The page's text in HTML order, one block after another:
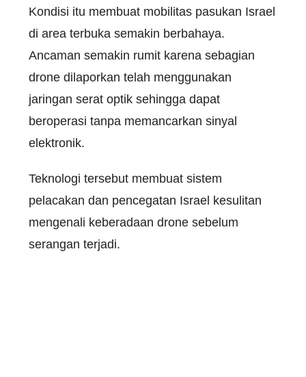
Kondisi itu membuat mobilitas pasukan Israel
di area terbuka semakin berbahaya.
Ancaman semakin rumit karena sebagian
drone dilaporkan telah menggunakan
jaringan serat optik sehingga dapat
beroperasi tanpa memancarkan sinyal
elektronik.
Teknologi tersebut membuat sistem
pelacakan dan pencegatan Israel kesulitan
mengenali keberadaan drone sebelum
serangan terjadi.